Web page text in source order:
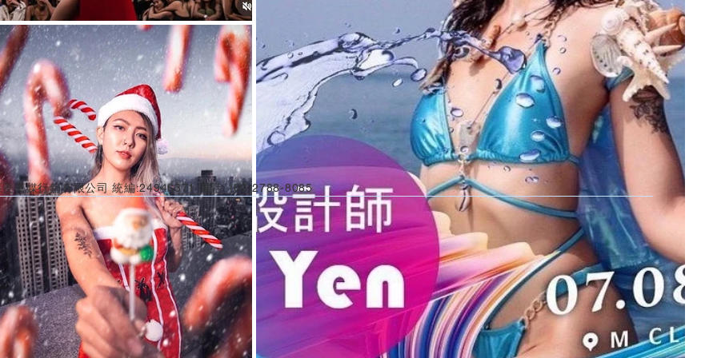
美傳媒行銷有限公司 統編:24946371 電話: (02)2788-8085